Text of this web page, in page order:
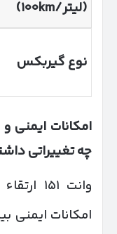
(لیتر/ ۱۰۰km)
نوع گیربکس
امکانات ایمنی
چه تغییراتی
وانت
امکانات ایمنی